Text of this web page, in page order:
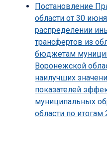
Постановление
области от 30
распределении
трансфертов из
бюджетам
Воронежской
наилучших
показателей
муниципальных
области по итогам